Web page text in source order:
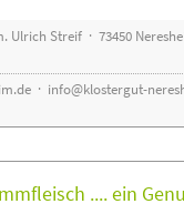
Ulrich Streif · 73450
· info@klostergut-
.... ein